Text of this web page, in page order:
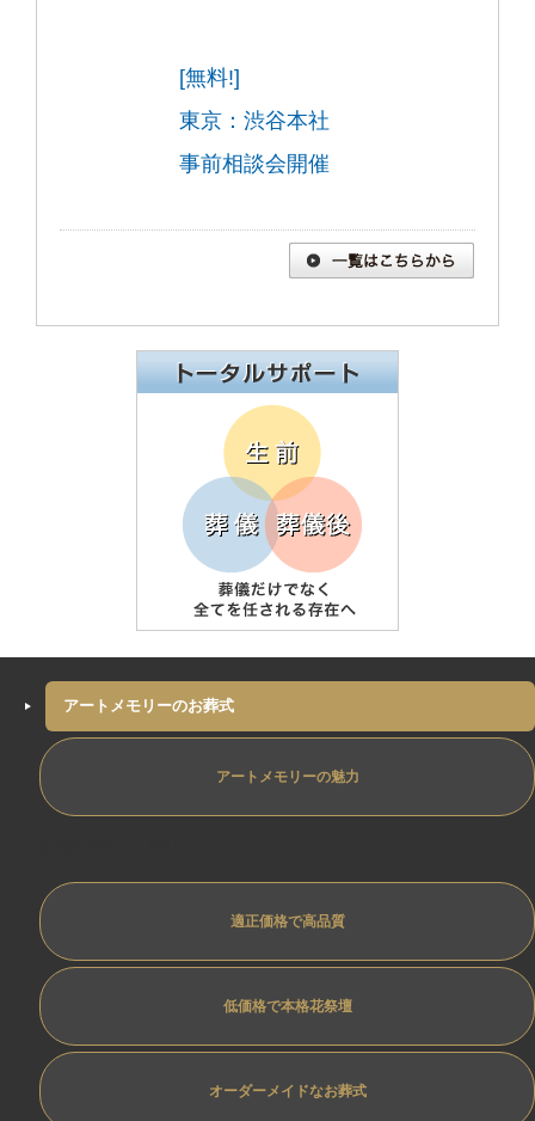
[無料!]
東京：渋谷本社
事前相談会開催
アートメモリーのお葬式
アートメモリーの魅力
適正価格で高品質
低価格で本格花祭壇
オーダーメイドなお葬式